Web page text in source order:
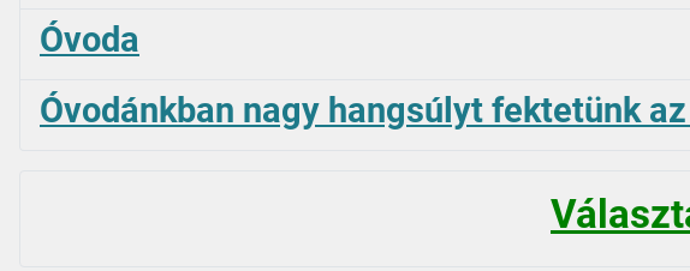
Óvoda
Óvodánkban nagy hangsúlyt fektetünk